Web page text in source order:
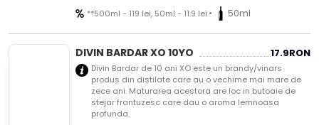
**500ml - 119 lei, 50ml - 11.9 lei • 50ml
DIVIN BARDAR XO 10YO 17.9RON
Divin Bardar de 10 ani XO este un brandy/vinars
produs din distilate care au o vechime mai mare de
zece ani. Maturarea acestora are loc in butoaie de
stejar frantuzesc care dau o aroma lemnoasa
profunda.